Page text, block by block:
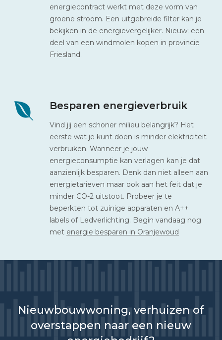
energiecontract werkt met deze vorm van
groene stroom. Een uitgebreide filter kan je
bekijken in de energievergelijker. Nieuw: een
deel van een windmolen kopen in provincie
Friesland.
Besparen energieverbruik
Vind jij een schoner milieu belangrijk? Het
eerste wat je kunt doen is minder elektriciteit
verbruiken. Wanneer je jouw
energieconsumptie kan verlagen kan je dat
aanzienlijk besparen. Denk dan niet alleen aan
energietarieven maar ook aan het feit dat je
minder CO-2 uitstoot. Probeer je te
beperkten tot zuinige apparaten en A++
labels of Ledverlichting. Begin vandaag nog
met energie besparen in Oranjewoud
Nieuwbouwwoning, verhuizen of
overstappen naar een nieuw